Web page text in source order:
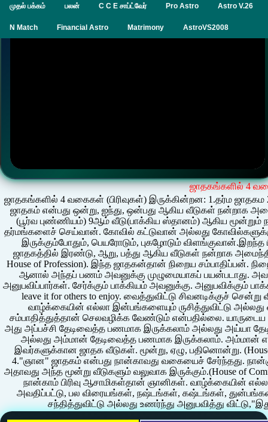
முதல் பக்கம் பலன் C C E சாப்ட்வேர் Pro Astro Astro V.26
N Match Financial Astro Matrimony AstroVS2008
ஜாதகங்களில் 4
ஜாதகங்களில் 4 வகைகள் (பிரிவுகள்) இருக்கின்றன: 1.தர்ம
ஜாதகம் என்பது ஒன்று, ஐந்து, ஒன்பது ஆகிய வீடுகள் நன்றாக
(பூர்வ புண்ணியம்) 9ஆம் வீடு(பாக்கிய ஸ்தானம்) ஆகிய
தர்மங்களைச் செய்வான். கோவில் கட்டுவான் அல்லது
இருக்கும்போதும், பெயரோடும், புகழோடும்
ஜாதகத்தில் இரண்டு, ஆறு, பத்து ஆகிய வீடுகள் நன்றாக
House of Profession). இந்த ஜாதகன்தான் நிறைய சம்பாதிப்பன்.
ஆனால் அந்தப் பணம் அவனுக்கு முழுமையாகப் பயன்படாது.
அனுபவிப்பார்கள். சேர்க்கும் பாக்கியம் அவனுக்கு. அனுபவிக்கும்
leave it for others to enjoy. வைத்துவிட்டு சிவனடிக்குச்
வாழ்க்கையின் எல்லா இன்பங்களையும் ருசித்துவிட்டு அல்லது
சம்பாதித்துத்தான் செலவழிக்க வேண்டும் என்பதில்லை.
அது அப்பச்சி தேடிவைத்த பணமாக இருக்கலாம் அல்லது அய்யா
அல்லது அம்மான் தேடிவைத்த பணமாக இருக்கலாம்.
இவர்களுக்கான ஜாதக வீடுகள். மூன்று, ஏழு, பதினொன்று. (House
4."ஞான" ஜாதகம் என்பது நான்காவது வகையைச் சேர்ந்தது.
அதாவது அந்த மூன்று வீடுகளும் வலுவாக இருக்கும்.(House of
நான்காம் பிரிவு ஆசாமிகள்தான் ஞானிகள். வாழ்க்கையின்
அவதிப்பட்டு, பல விரையங்கள், நஷ்டங்கள், கஷ்டங்கள்,
சந்தித்துவிட்டு அல்லது உணர்ந்து அனுபவித்து